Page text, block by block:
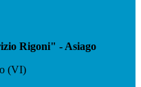
Rigoni" - Asiago
(VI)